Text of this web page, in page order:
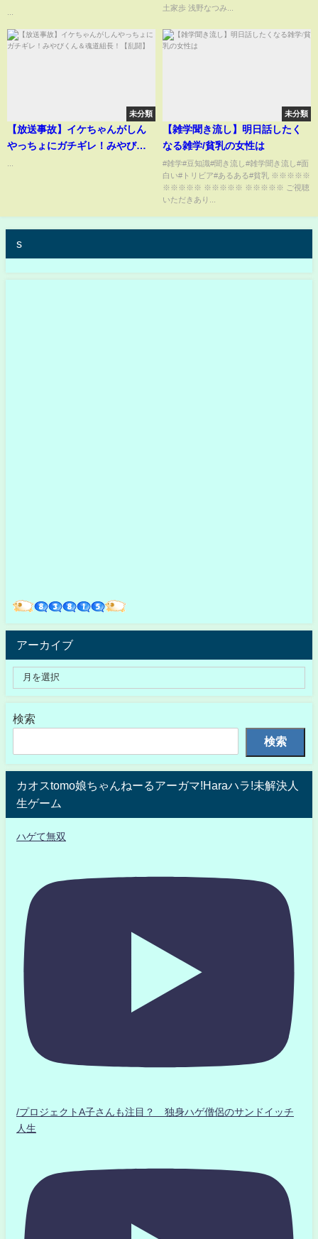
#フィクトセクシュアル #フィク
トセクシャル #shorts
土家歩 浅野なつみ...
未分類
【放送事故】イケちゃんがしん
やっちょにガチギレ！みやびく
未分類
【雑学聞き流し】明日話したく
なる雑学/貧乳の女性は
#雑学#豆知識#聞き流し#雑学聞き流し#面
白い#トリビア#あるある#貧乳 ※※※※※
※※※※※ ※※※※※ ※※※※※ ご視聴
いただきあり...
s
アーカイブ
検索
検索
カオスtomo娘ちゃんねーるアーガマ!Haraハラ!未解決人
生ゲーム
ハゲて無双
/プロジェクトA子さんも注目？ 独身ハゲ僧侶のサンドイッチ
人生